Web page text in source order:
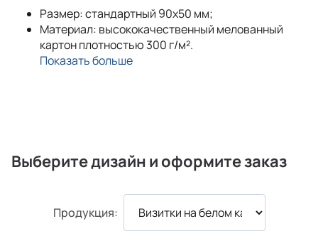
Размер: стандартный 90x50 мм;
Материал: высококачественный мелованный
картон плотностью 300 г/м².
Показать больше
Выберите дизайн и оформите заказ
Продукция: